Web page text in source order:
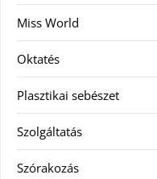
Miss World
Oktatés
Plasztikai sebészet
Szolgáltatás
Szórakozás